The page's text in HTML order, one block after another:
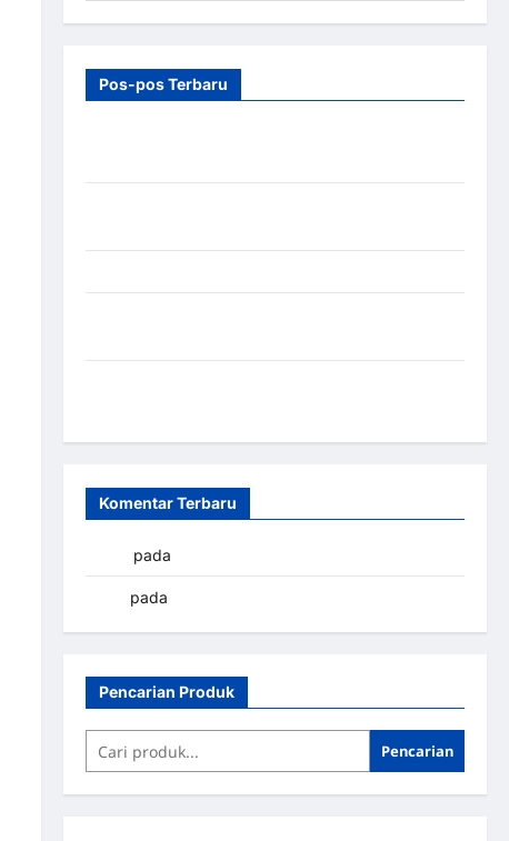
Pos-pos Terbaru
Komentar Terbaru
pada
pada
Pencarian Produk
Pencarian